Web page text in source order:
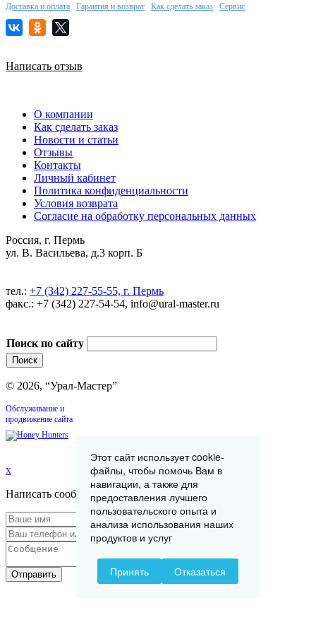
Доставка и оплата Гарантия и возврат Как сделать заказ Сервис
Написать отзыв
О компании
Как сделать заказ
Новости и статьи
Отзывы
Контакты
Личный кабинет
Политика конфиденциальности
Условия возврата
Согласие на обработку персональных данных
Россия, г. Пермь
ул. В. Васильева, д.3 корп. Б
тел.: +7 (342) 227-55-55, г. Пермь
факс.: +7 (342) 227-54-54, info@ural-master.ru
Поиск по сайту
© 2026, “Урал-Мастер”
Обслуживание и
продвижение сайта
x
Написать сообщение
Отправить
Этот сайт использует cookie-
файлы, чтобы помочь Вам в
навигации, а также для
предоставления лучшего
пользовательского опыта и
анализа использования наших
продуктов и услуг
Принять Отказаться